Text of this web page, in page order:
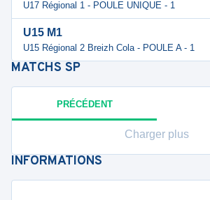
U17 Régional 1 - POULE UNIQUE - 1
U15 M1
U15 Régional 2 Breizh Cola - POULE A - 1
MATCHS SP
PRÉCÉDENT
Charger plus
INFORMATIONS